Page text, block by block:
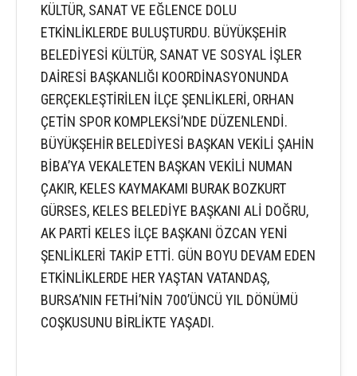
KÜLTÜR, SANAT VE EĞLENCE DOLU
ETKİNLİKLERDE BULUŞTURDU. BÜYÜKŞEHİR
BELEDİYESİ KÜLTÜR, SANAT VE SOSYAL İŞLER
DAİRESİ BAŞKANLIĞI KOORDİNASYONUNDA
GERÇEKLEŞTİRİLEN İLÇE ŞENLİKLERİ, ORHAN
ÇETİN SPOR KOMPLEKSİ’NDE DÜZENLENDİ.
BÜYÜKŞEHİR BELEDİYESİ BAŞKAN VEKİLİ ŞAHİN
BİBA’YA VEKALETEN BAŞKAN VEKİLİ NUMAN
ÇAKIR, KELES KAYMAKAMI BURAK BOZKURT
GÜRSES, KELES BELEDİYE BAŞKANI ALİ DOĞRU,
AK PARTİ KELES İLÇE BAŞKANI ÖZCAN YENİ
ŞENLİKLERİ TAKİP ETTİ. GÜN BOYU DEVAM EDEN
ETKİNLİKLERDE HER YAŞTAN VATANDAŞ,
BURSA’NIN FETHİ’NİN 700’ÜNCÜ YIL DÖNÜMÜ
COŞKUSUNU BİRLİKTE YAŞADI.